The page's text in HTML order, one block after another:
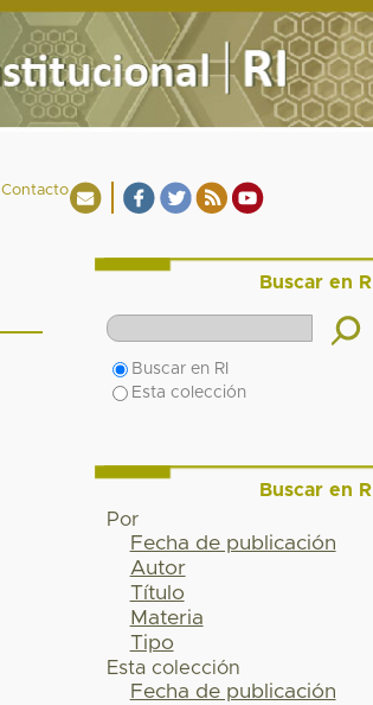
Contacto
Buscar en RI
Buscar en RI
Esta colección
Buscar en RI
Por
Fecha de publicación
Autor
Título
Materia
Tipo
Esta colección
Fecha de publicación